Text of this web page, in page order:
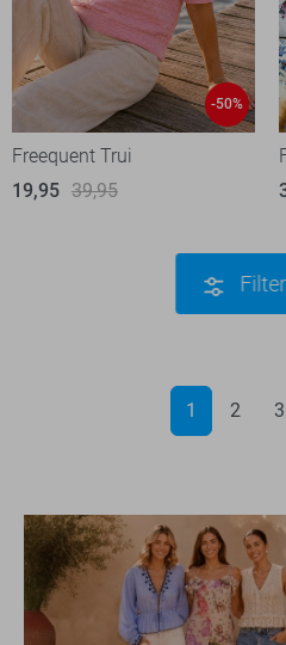
-50%
Freequent Trui
19,95 39,95
Filter
1 2 3